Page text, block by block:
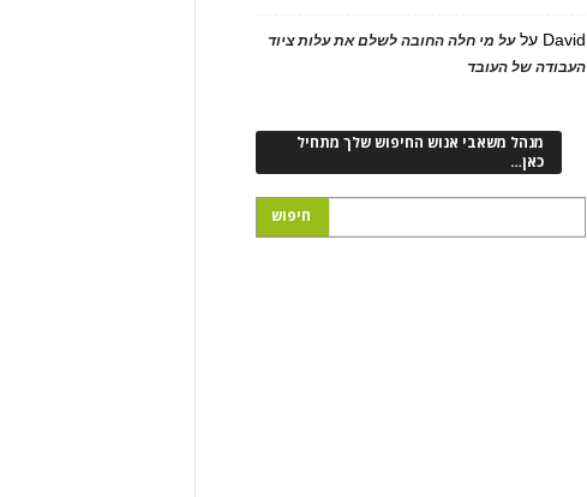
David עלעל מי חלה החובה לשלם את עלות ציוד
העבודה של העובד
מנהל משאבי אנוש החיפוש שלך מתחיל
כאן…